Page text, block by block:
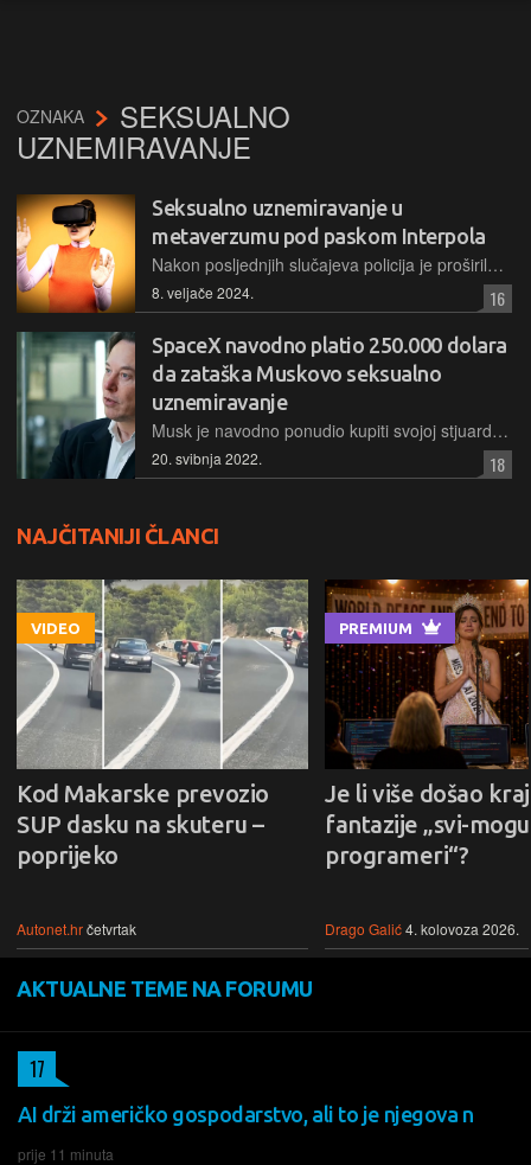
OZNAKA SEKSUALNO
UZNEMIRAVANJE
Seksualno uznemiravanje u
metaverzumu pod paskom Interpola
Nakon posljednjih slučajeva policija je proširila podugačak popis kriminalnih djelatnosti koje nam prijete u virtualnoj stvarnosti. No, kazneno gonjenje digitalnih prijestupnika nije lako sprovesti
8. veljače 2024. 16
SpaceX navodno platio 250.000 dolara
da zataška Muskovo seksualno
uznemiravanje
Musk je navodno ponudio kupiti svojoj stjuardesi konja u zamjenu za erotsku masažu, što je ona odbila i prijavila SpaceX-u. No, umjesto da slučaj otiđe na sud, tvrtka joj je odlučila dati pozamašnu svotu novca kako bi to zataškala
20. svibnja 2022. 18
NAJČITANIJI ČLANCI
VIDEO
Kod Makarske prevozio
SUP dasku na skuteru –
poprijeko
Autonet.hrčetvrtak
PREMIUM
Je li više došao kraj
fantazije „svi-
programeri“?
Drago Galić4. kolovoza 2026.
AKTUALNE TEME NA FORUMU
AI drži američko gospodarstvo, ali to je njegova n
prije 11 minuta
17